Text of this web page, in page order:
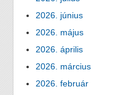
2026. június
2026. május
2026. április
2026. március
2026. február